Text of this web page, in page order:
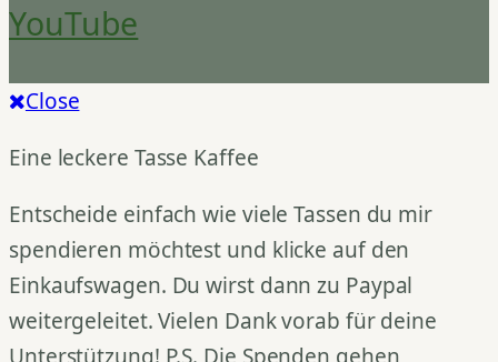
YouTube
Close
Eine leckere Tasse Kaffee
Entscheide einfach wie viele Tassen du mir
spendieren möchtest und klicke auf den
Einkaufswagen. Du wirst dann zu Paypal
weitergeleitet. Vielen Dank vorab für deine
Unterstützung! P.S. Die Spenden gehen